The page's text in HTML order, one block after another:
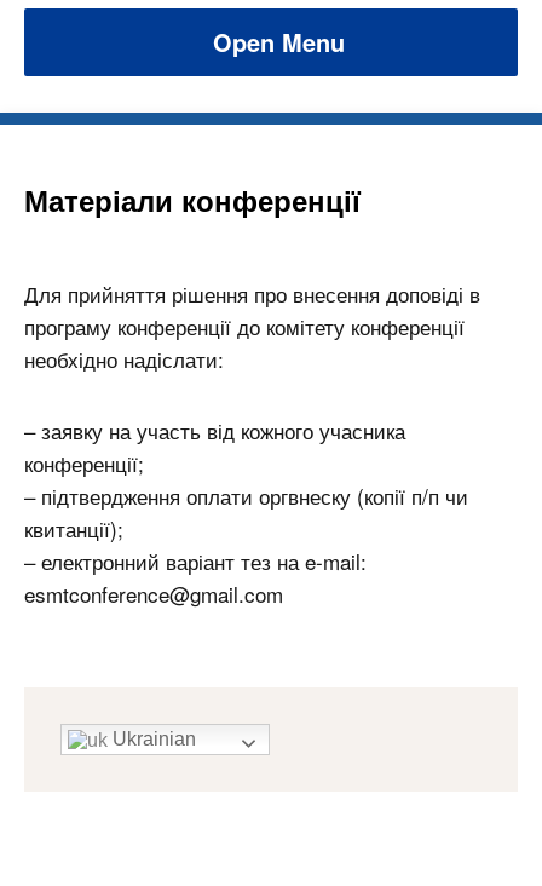
Open Menu
Матеріали конференції
Для прийняття рішення про внесення доповіді в
програму конференції до комітету конференції
необхідно надіслати:
– заявку на участь від кожного учасника
конференції;
– підтвердження оплати оргвнеску (копії п/п чи
квитанції);
– електронний варіант тез на e-mail:
esmtconference@gmail.com
Ukrainian